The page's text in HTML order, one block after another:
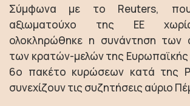
Σύμφωνα με το Reuters, που
αξιωματούχο της ΕΕ
ολοκληρώθηκε η συνάντηση των
των κρατών-μελών της
6ο πακέτο κυρώσεων κατά της
συνεχίζουν τις συζητήσεις αύριο